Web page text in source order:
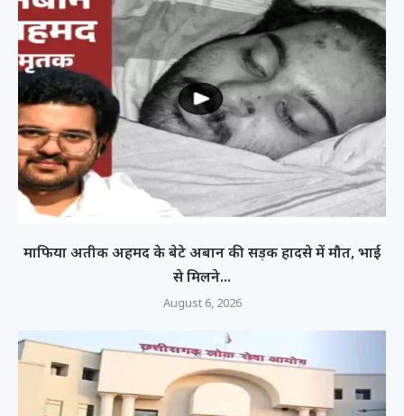
माफिया अतीक अहमद के बेटे अबान की सड़क हादसे में मौत, भाई
से मिलने...
August 6, 2026